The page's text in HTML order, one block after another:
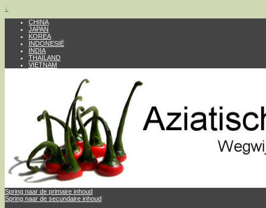
↓
CHINA
JAPAN
KOREA
INDONESIË
INDIA
THAILAND
VIETNAM
Spring naar de primaire inhoud
Spring naar de secundaire inhoud